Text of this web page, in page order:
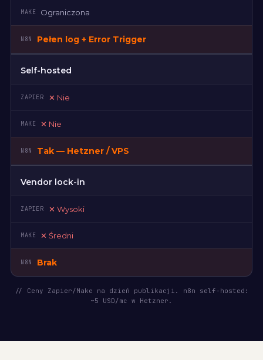
Ograniczona
Pełen log + Error Trigger
Self-hosted
✕ Nie
✕ Nie
Tak — Hetzner / VPS
Vendor lock-in
✕ Wysoki
✕Średni
Brak
// Ceny Zapier/Make na dzień publikacji. n8n self-hosted:
~5 USD/mc w Hetzner.